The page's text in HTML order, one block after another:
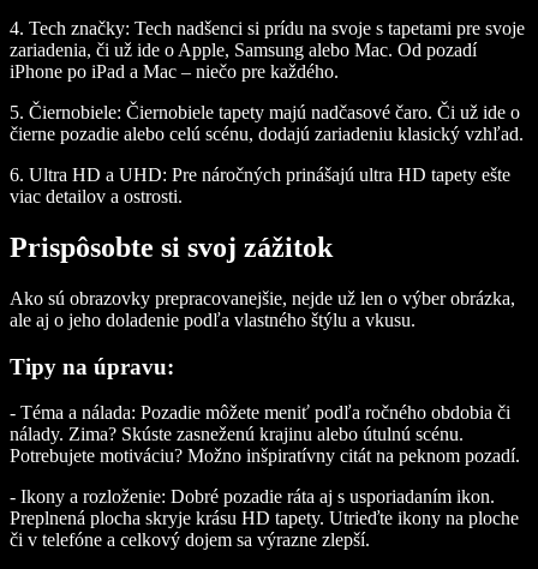
4. Tech značky: Tech nadšenci si prídu na svoje s tapetami pre svoje
zariadenia, či už ide o Apple, Samsung alebo Mac. Od pozadí
iPhone po iPad a Mac – niečo pre každého.
5. Čiernobiele: Čiernobiele tapety majú nadčasové čaro. Či už ide o
čierne pozadie alebo celú scénu, dodajú zariadeniu klasický vzhľad.
6. Ultra HD a UHD: Pre náročných prinášajú ultra HD tapety ešte
viac detailov a ostrosti.
Prispôsobte si svoj zážitok
Ako sú obrazovky prepracovanejšie, nejde už len o výber obrázka,
ale aj o jeho doladenie podľa vlastného štýlu a vkusu.
Tipy na úpravu:
- Téma a nálada: Pozadie môžete meniť podľa ročného obdobia či
nálady. Zima? Skúste zasneženú krajinu alebo útulnú scénu.
Potrebujete motiváciu? Možno inšpiratívny citát na peknom pozadí.
- Ikony a rozloženie: Dobré pozadie ráta aj s usporiadaním ikon.
Preplnená plocha skryje krásu HD tapety. Utrieďte ikony na ploche
či v telefóne a celkový dojem sa výrazne zlepší.